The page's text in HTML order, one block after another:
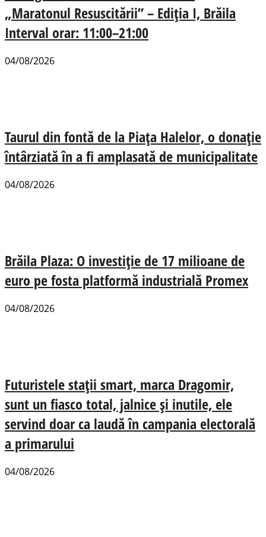
„Maratonul Resuscitării” – Ediția I, Brăila
Interval orar: 11:00–21:00
04/08/2026
Taurul din fontă de la Piața Halelor, o donație
întârziată în a fi amplasată de municipalitate
04/08/2026
Brăila Plaza: O investiție de 17 milioane de
euro pe fosta platformă industrială Promex
04/08/2026
Futuristele stații smart, marca Dragomir,
sunt un fiasco total, jalnice și inutile, ele
servind doar ca laudă în campania electorală
a primarului
04/08/2026